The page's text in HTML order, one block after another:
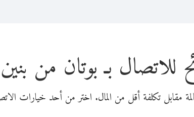
للاتصال بـ بوتان من بنين